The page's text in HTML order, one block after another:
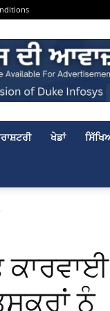
ਖੇਡਾਂ
ਨੂੰ